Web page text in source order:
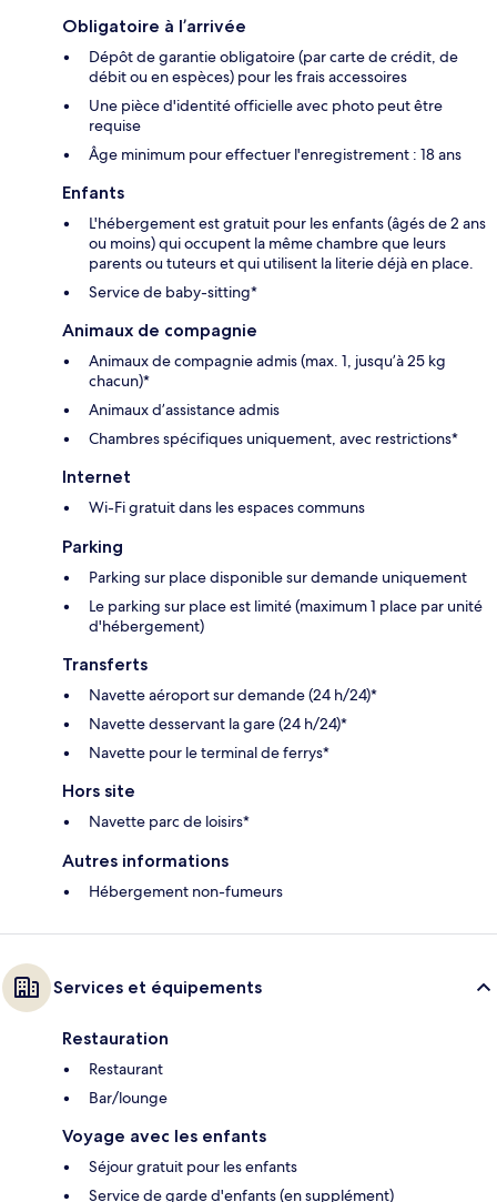
Obligatoire à l’arrivée
Dépôt de garantie obligatoire (par carte de crédit, de
débit ou en espèces) pour les frais accessoires
Une pièce d'identité officielle avec photo peut être
requise
Âge minimum pour effectuer l'enregistrement : 18 ans
Enfants
L'hébergement est gratuit pour les enfants (âgés de 2 ans
ou moins) qui occupent la même chambre que leurs
parents ou tuteurs et qui utilisent la literie déjà en place.
Service de baby-sitting*
Animaux de compagnie
Animaux de compagnie admis (max. 1, jusqu’à 25 kg
chacun)*
Animaux d’assistance admis
Chambres spécifiques uniquement, avec restrictions*
Internet
Wi-Fi gratuit dans les espaces communs
Parking
Parking sur place disponible sur demande uniquement
Le parking sur place est limité (maximum 1 place par unité
d'hébergement)
Transferts
Navette aéroport sur demande (24 h/24)*
Navette desservant la gare (24 h/24)*
Navette pour le terminal de ferrys*
Hors site
Navette parc de loisirs*
Autres informations
Hébergement non-fumeurs
Services et équipements
Restauration
Restaurant
Bar/lounge
Voyage avec les enfants
Séjour gratuit pour les enfants
Service de garde d'enfants (en supplément)